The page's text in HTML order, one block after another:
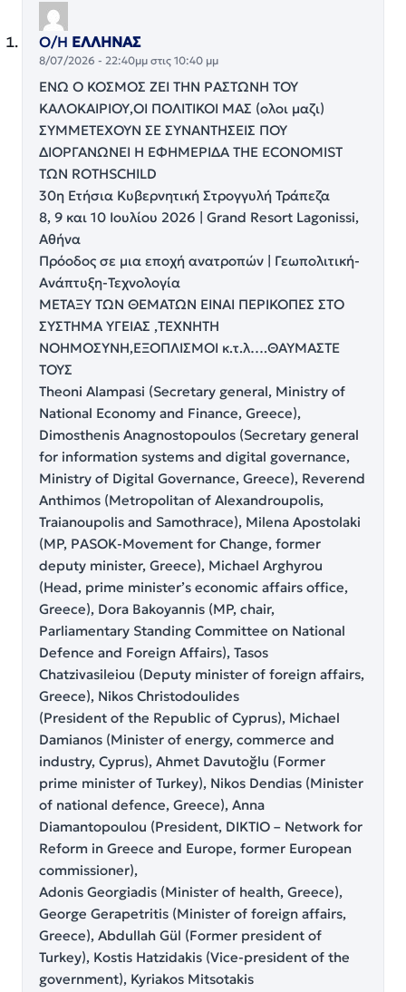
Ο/Η ΕΛΛΗΝΑΣ
8/07/2026 - 22:40μμ στις 10:40 μμ
ΕΝΩ Ο ΚΟΣΜΟΣ ΖΕΙ ΤΗΝ ΡΑΣΤΩΝΗ ΤΟΥ
ΚΑΛΟΚΑΙΡΙΟΥ,ΟΙ ΠΟΛΙΤΙΚΟΙ ΜΑΣ (ολοι μαζι)
ΣΥΜΜΕΤΕΧΟΥΝ ΣΕ ΣΥΝΑΝΤΗΣΕΙΣ ΠΟΥ
ΔΙΟΡΓΑΝΩΝΕΙ Η ΕΦΗΜΕΡΙΔΑ THE ECONOMIST
ΤΩΝ ROTHSCHILD
30η Ετήσια Κυβερνητική Στρογγυλή Τράπεζα
8, 9 και 10 Ιουλίου 2026 | Grand Resort Lagonissi,
Αθήνα
Πρόοδος σε μια εποχή ανατροπών | Γεωπολιτική-
Ανάπτυξη-Τεχνολογία
ΜΕΤΑΞΥ ΤΩΝ ΘΕΜΑΤΩΝ ΕΙΝΑΙ ΠΕΡΙΚΟΠΕΣ ΣΤΟ
ΣΥΣΤΗΜΑ ΥΓΕΙΑΣ ,ΤΕΧΝΗΤΗ
ΝΟΗΜΟΣΥΝΗ,ΕΞΟΠΛΙΣΜΟΙ κ.τ.λ….ΘΑΥΜΑΣΤΕ
ΤΟΥΣ
Theoni Alampasi (Secretary general, Ministry of
National Economy and Finance, Greece),
Dimosthenis Anagnostopoulos (Secretary general
for information systems and digital governance,
Ministry of Digital Governance, Greece), Reverend
Anthimos (Metropolitan of Alexandroupolis,
Traianoupolis and Samothrace), Milena Apostolaki
(MP, PASOK-Movement for Change, former
deputy minister, Greece), Michael Arghyrou
(Head, prime minister’s economic affairs office,
Greece), Dora Bakoyannis (MP, chair,
Parliamentary Standing Committee on National
Defence and Foreign Affairs), Tasos
Chatzivasileiou (Deputy minister of foreign affairs,
Greece), Nikos Christodoulides
(President of the Republic of Cyprus), Michael
Damianos (Minister of energy, commerce and
industry, Cyprus), Ahmet Davutoğlu (Former
prime minister of Turkey), Nikos Dendias (Minister
of national defence, Greece), Anna
Diamantopoulou (President, DIKTIO – Network for
Reform in Greece and Europe, former European
commissioner),
Adonis Georgiadis (Minister of health, Greece),
George Gerapetritis (Minister of foreign affairs,
Greece), Abdullah Gül (Former president of
Turkey), Kostis Hatzidakis (Vice-president of the
government), Kyriakos Mitsotakis